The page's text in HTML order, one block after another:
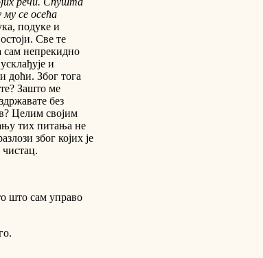
се осећа
подуке и
Све те
сам непрекидно
и
доћи. Због тога
Зашто ме
без
Целим својим
тих питања не
због којих је
што сам управо